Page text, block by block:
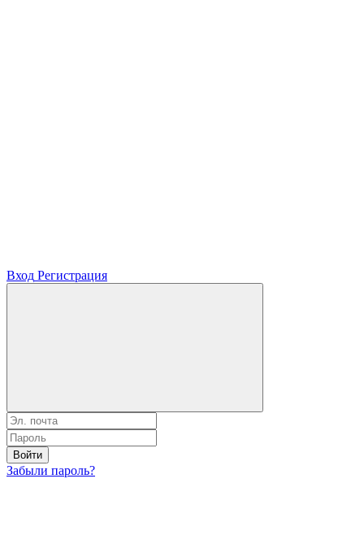
Вход Регистрация
Войти
Забыли пароль?